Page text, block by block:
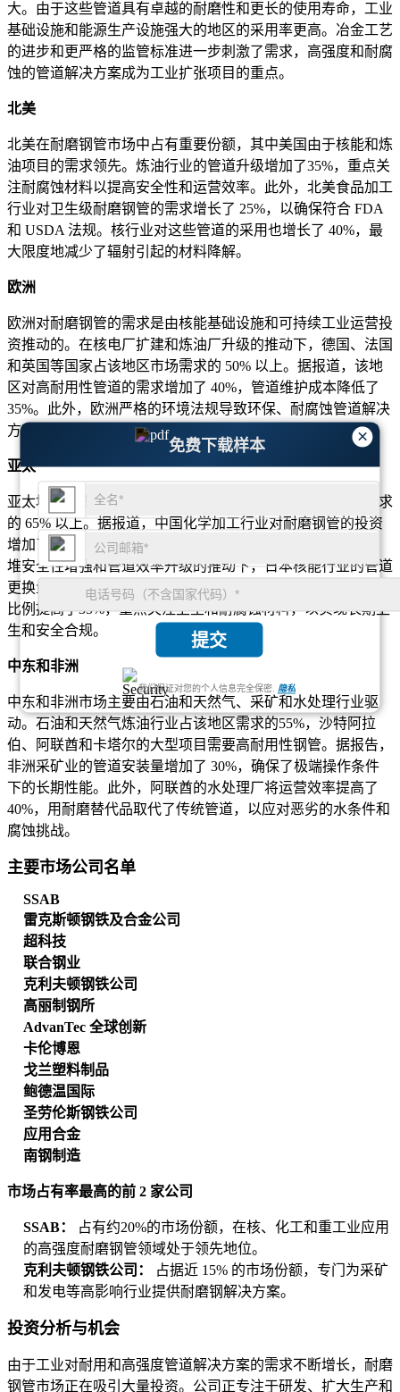
×
免费下载样本
提交
我们保证对您的个人信息完全保密. 隐私
大。由于这些管道具有卓越的耐磨性和更长的使用寿命，工业
基础设施和能源生产设施强大的地区的采用率更高。冶金工艺
的进步和更严格的监管标准进一步刺激了需求，高强度和耐腐
蚀的管道解决方案成为工业扩张项目的重点。
北美
北美在耐磨钢管市场中占有重要份额，其中美国由于核能和炼
油项目的需求领先。炼油行业的管道升级增加了35%，重点关
注耐腐蚀材料以提高安全性和运营效率。此外，北美食品加工
行业对卫生级耐磨钢管的需求增长了 25%，以确保符合 FDA
和 USDA 法规。核行业对这些管道的采用也增长了 40%，最
大限度地减少了辐射引起的材料降解。
欧洲
欧洲对耐磨钢管的需求是由核能基础设施和可持续工业运营投
资推动的。在核电厂扩建和炼油厂升级的推动下，德国、法国
和英国等国家占该地区市场需求的 50% 以上。据报道，该地
区对高耐用性管道的需求增加了 40%，管道维护成本降低了
35%。此外，欧洲严格的环境法规导致环保、耐腐蚀管道解决
方案的采用激增 30%，确保符合欧盟工业安全标准。
亚太
亚太地区是增长最快的市场，中国、日本和印度占该地区需求
的 65% 以上。据报道，中国化学加工行业对耐磨钢管的投资
增加了 45%，确保了高压加工厂更高的运行安全性。在反应
堆安全性增强和管道效率升级的推动下，日本核能行业的管道
更换量增加了 50%。此外，印度食品加工业采用耐磨钢管的
比例提高了35%，重点关注卫生和耐腐蚀材料，以实现长期卫
生和安全合规。
中东和非洲
中东和非洲市场主要由石油和天然气、采矿和水处理行业驱
动。石油和天然气炼油行业占该地区需求的55%，沙特阿拉
伯、阿联酋和卡塔尔的大型项目需要高耐用性钢管。据报告，
非洲采矿业的管道安装量增加了 30%，确保了极端操作条件
下的长期性能。此外，阿联酋的水处理厂将运营效率提高了
40%，用耐磨替代品取代了传统管道，以应对恶劣的水条件和
腐蚀挑战。
主要市场公司名单
SSAB
雷克斯顿钢铁及合金公司
超科技
联合钢业
克利夫顿钢铁公司
高丽制钢所
AdvanTec 全球创新
卡伦博恩
戈兰塑料制品
鲍德温国际
圣劳伦斯钢铁公司
应用合金
南钢制造
市场占有率最高的前 2 家公司
SSAB：
占有约20%的市场份额，在核、化工和重工业应用
的高强度耐磨钢管领域处于领先地位。
克利夫顿钢铁公司：
占据近 15% 的市场份额，专门为采矿
和发电等高影响行业提供耐磨钢解决方案。
投资分析与机会
由于工业对耐用和高强度管道解决方案的需求不断增长，耐磨
钢管市场正在吸引大量投资。公司正专注于研发、扩大生产和